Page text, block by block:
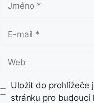
l
Uložit do prohlížeče
stránku pro budoucí